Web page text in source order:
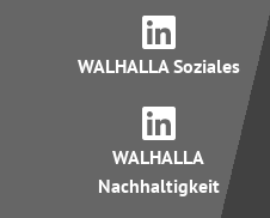
WALHALLA Soziales
WALHALLA
Nachhaltigkeit